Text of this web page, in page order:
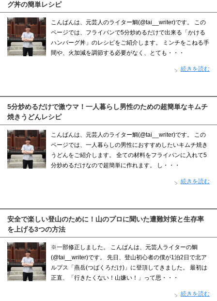
グ丼の簡単レシピ
こんばんは、元芸人のライター鯛(@tai__writer)です。 この
ページでは、フライパンで5分炒めるだけで出来る「かける
ハンバーグ丼」のレシピをご紹介します。 ミンチをこねる手
間や、火加減を調節する必要がなく、とても・・・
続きを読む
5分炒めるだけで激ウマ！一人暮らし男性のための超簡単なキムチ
焼きうどんレシピ
こんばんは、元芸人のライター鯛(@tai__writer)です。 この
ページでは、一人暮らしの男性におすすめしたいキムチ焼き
うどんをご紹介します。 全ての材料をフライパンに入れて5
分炒めるだけなので超簡単に作れます。 し・・・
続きを読む
安全で楽しい登山のために！山のプロに聞いた遭難対策と生存率
を上げる3つの方法
※一部修正しました。 こんばんは、元芸人ライターの鯛
(@tai__writer)です。 先日、登山初心者の僕が1泊2日で北ア
ルプス「燕岳(つばくろだけ)」に登頂してきました。 最初は
正直、「行きたくない！山嫌い！」って思・・・
続きを読む